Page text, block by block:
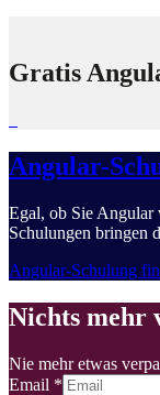
Gratis
Angular-
Egal, ob Sie Angular
Schulungen bringen
Angular-Schulung
Nichts mehr
Nie mehr etwas
Email *